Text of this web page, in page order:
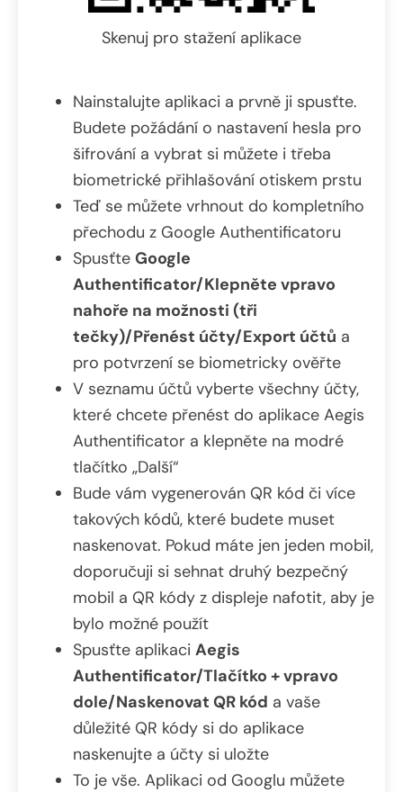
Skenuj pro stažení aplikace
Nainstalujte aplikaci a prvně ji spusťte.
Budete požádání o nastavení hesla pro
šifrování a vybrat si můžete i třeba
biometrické přihlašování otiskem prstu
Teď se můžete vrhnout do kompletního
přechodu z Google Authentificatoru
Spusťte Google
Authentificator/Klepněte vpravo
nahoře na možnosti (tři
tečky)/Přenést účty/Export účtů a
pro potvrzení se biometricky ověřte
V seznamu účtů vyberte všechny účty,
které chcete přenést do aplikace Aegis
Authentificator a klepněte na modré
tlačítko „Další“
Bude vám vygenerován QR kód či více
takových kódů, které budete muset
naskenovat. Pokud máte jen jeden mobil,
doporučuji si sehnat druhý bezpečný
mobil a QR kódy z displeje nafotit, aby je
bylo možné použít
Spusťte aplikaci Aegis
Authentificator/Tlačítko + vpravo
dole/Naskenovat QR kód a vaše
důležité QR kódy si do aplikace
naskenujte a účty si uložte
To je vše. Aplikaci od Googlu můžete